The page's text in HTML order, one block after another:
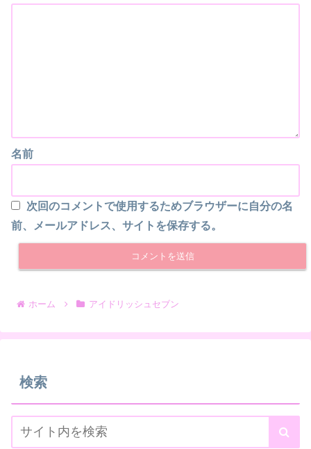
名前
次回のコメントで使用するためブラウザーに自分の名
前、メールアドレス、サイトを保存する。
ホーム アイドリッシュセブン
検索